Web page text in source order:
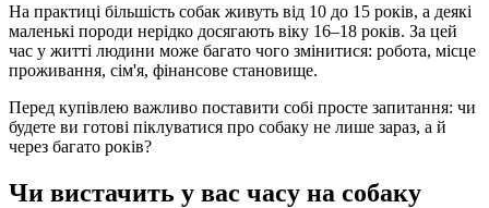
На практиці більшість собак живуть від 10 до 15 років, а деякі
маленькі породи нерідко досягають віку 16–18 років. За цей
час у житті людини може багато чого змінитися: робота, місце
проживання, сім'я, фінансове становище.
Перед купівлею важливо поставити собі просте запитання: чи
будете ви готові піклуватися про собаку не лише зараз, а й
через багато років?
Чи вистачить у вас часу на собаку